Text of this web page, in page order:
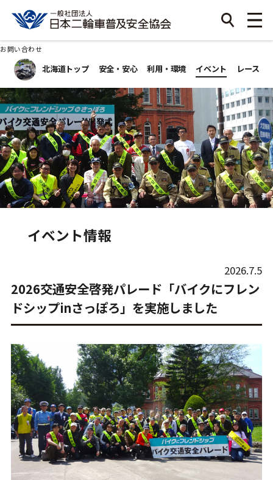
北海道トップ 安全・安心 利用・環境 イベント レース
お問い合わせ
イベント情報
2026.7.5
2026交通安全啓発パレード「バイクにフレン
ドシップinさっぽろ」を実施しました